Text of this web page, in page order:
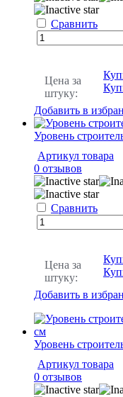
Сравнить
Цена за
штуку:
Добавить в
Уровень
Артикул товара
0 отзывов
Сравнить
Цена за
штуку:
Добавить в
Уровень
Артикул товара
0 отзывов